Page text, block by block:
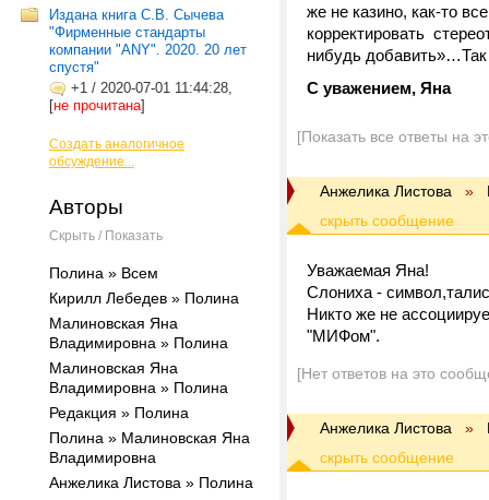
Издана книга С.В. Сычева
"Фирменные стандарты
компании "ANY". 2020. 20 лет
спустя"
+1 / 2020-07-01 11:44:28,
[не прочитана]
Создать аналогичное
обсуждение...
Авторы
Скрыть / Показать
Полина » Всем
Кирилл Лебедев » Полина
Малиновская Яна
Владимировна » Полина
Малиновская Яна
Владимировна » Полина
Редакция » Полина
Полина » Малиновская Яна
Владимировна
Анжелика Листова » Полина
же не казино, как-то
корректировать
нибудь
С уважением, Яна
[Показать все ответы на
Анжелика Листова »
Уважаемая Яна!
Слониха -
Никто же не
"МИФом".
[Нет ответов на это
Анжелика Листова »